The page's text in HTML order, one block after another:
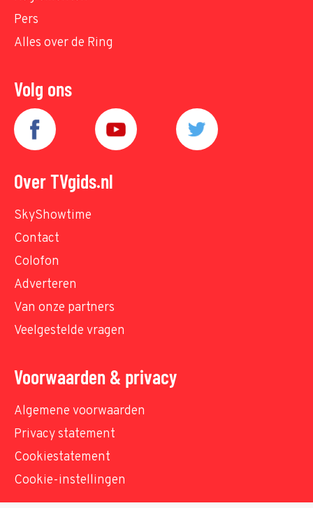
Pers
Alles over de Ring
Volg ons
Over TVgids.nl
SkyShowtime
Contact
Colofon
Adverteren
Van onze partners
Veelgestelde vragen
Voorwaarden & privacy
Algemene voorwaarden
Privacy statement
Cookiestatement
Cookie-instellingen